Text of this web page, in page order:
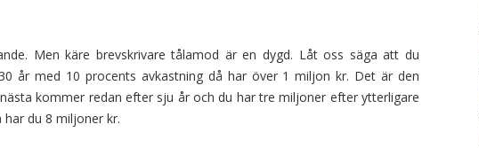
Men käre brevskrivare tålamod är en dygd. Låt oss säga att du
år med 10 procents avkastning då har över 1 miljon kr. Det är den
kommer redan efter sju år och du har tre miljoner efter ytterligare
har du 8 miljoner kr.